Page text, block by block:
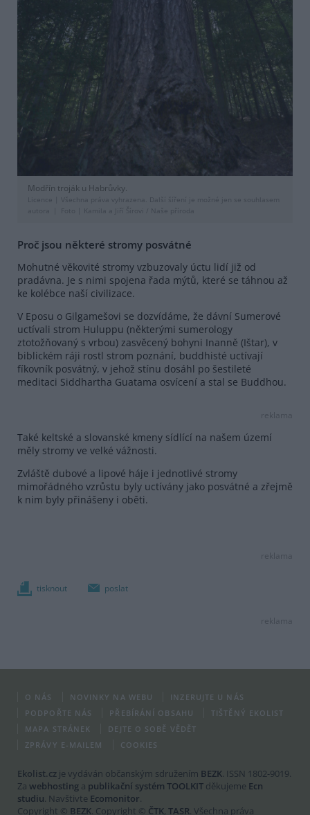
Modřín troják u Habrůvky.
Licence |
Všechna práva vyhrazena. Další šíření je možné jen se souhlasem
autora
Foto | Kamila a Jiří Šírovi / Naše příroda
Proč jsou některé stromy posvátné
Mohutné věkovité stromy vzbuzovaly úctu lidí již od
pradávna. Je s nimi spojena řada mýtů, které se táhnou až
ke kolébce naší civilizace.
V Eposu o Gilgamešovi se dozvídáme, že dávní Sumerové
uctívali strom Huluppu (některými sumerology
ztotožňovaný s vrbou) zasvěcený bohyni Inanně (Ištar), v
biblickém ráji rostl strom poznání, buddhisté uctívají
fíkovník posvátný, v jehož stínu dosáhl po šestileté
meditaci Siddhartha Guatama osvícení a stal se Buddhou.
reklama
Také keltské a slovanské kmeny sídlící na našem území
měly stromy ve velké vážnosti.
Zvláště dubové a lipové háje i jednotlivé stromy
mimořádného vzrůstu byly uctívány jako posvátné a zřejmě
k nim byly přinášeny i oběti.
reklama
tisknout poslat
reklama
O NÁS NOVINKY NA WEBU
INZERUJTE U NÁS
PODPOŘTE NÁS
PŘEBÍRÁNÍ OBSAHU
TIŠTĚNÝ EKOLIST
MAPA STRÁNEK
DEJTE O SOBĚ VĚDĚT
ZPRÁVY E-MAILEM
COOKIES
Ekolist.cz je vydáván občanským sdružením BEZK. ISSN 1802-9019.
Za webhosting a publikační systém TOOLKIT děkujeme Ecn
studiu. Navštivte Ecomonitor.
Copyright © BEZK. Copyright © ČTK, TASR. Všechna práva